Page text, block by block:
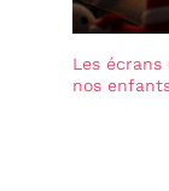
Les
nos